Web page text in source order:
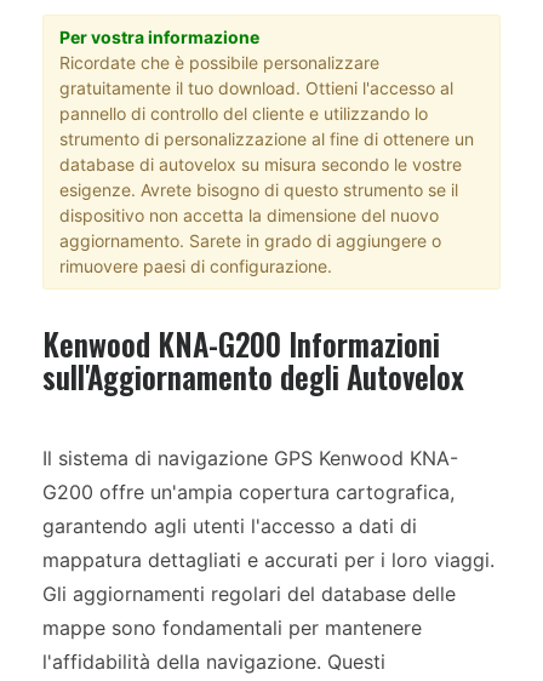
Per vostra informazione
Ricordate che è possibile personalizzare
gratuitamente il tuo download. Ottieni l'accesso al
pannello di controllo del cliente e utilizzando lo
strumento di personalizzazione al fine di ottenere un
database di autovelox su misura secondo le vostre
esigenze. Avrete bisogno di questo strumento se il
dispositivo non accetta la dimensione del nuovo
aggiornamento. Sarete in grado di aggiungere o
rimuovere paesi di configurazione.
Kenwood KNA-G200 Informazioni
sull'Aggiornamento degli Autovelox
Il sistema di navigazione GPS Kenwood KNA-
G200 offre un'ampia copertura cartografica,
garantendo agli utenti l'accesso a dati di
mappatura dettagliati e accurati per i loro viaggi.
Gli aggiornamenti regolari del database delle
mappe sono fondamentali per mantenere
l'affidabilità della navigazione. Questi